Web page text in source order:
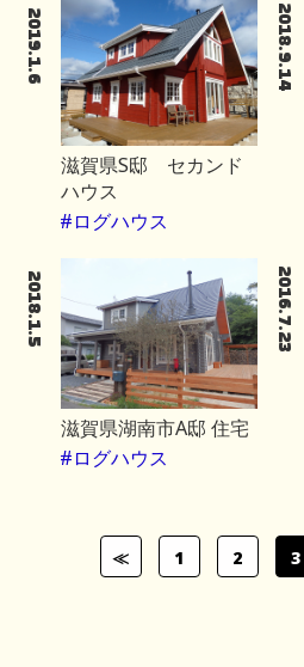
2019.1.6
滋賀県S邸 セカンド
ハウス
#ログハウス
2018.9.14
2018.1.5
滋賀県湖南市A邸 住宅
#ログハウス
2016.7.23
≪ 1 2 3